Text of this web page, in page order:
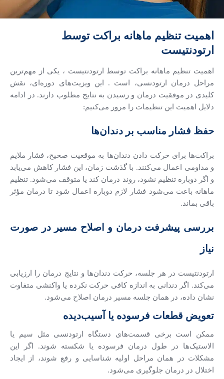
اهمیت تنظیم ماهانه براکت توسط
ارتودنتیست
اهمیت تنظیم ماهانه براکت توسط ارتودنتیست ، یکی از مهم‌ترین
مراحل درمان ارتودنسی، است . این ویزیت‌های دوره‌ای، نقش
کلیدی در موفقیت درمان و رسیدن به نتایج مطلوب دارند. در ادامه
دلایل اهمیت این تنظیمات را مرور می‌کنیم:
حفظ فشار مناسب بر دندان‌ها
براکت‌ها برای حرکت دادن دندان‌ها به موقعیت صحیح، فشار ملایم
و مداومی اعمال می‌کنند. با گذشت زمان، این فشار کاهش می‌یابد
و اگر دوباره تنظیم نشود، روند درمان کند یا متوقف می‌شود. تنظیم
ماهانه باعث می‌شود فشار لازم دوباره اعمال شود تا درمان مؤثر
باقی بماند.
بررسی پیشرفت درمان و اصلاح مسیر در صورت
نیاز
ارتودنتیست در هر جلسه، حرکت دندان‌ها و نتایج درمان را ارزیابی
می‌کند. اگر دندانی به اندازه کافی حرکت نکرده یا واکنشی متفاوت
نشان داده، در همان جلسه مسیر درمان اصلاح می‌شود.
تعویض قطعات فرسوده یا آسیب‌دیده
ممکن است برخی قسمت‌های دستگاه ارتودنسی مثل سیم یا
الاستیک‌ها در طول درمان فرسوده یا شکسته شوند. اگر این
مشکلات در همان مراحل اولیه شناسایی و رفع شوند، از ایجاد
اختلال در درمان جلوگیری می‌شود.